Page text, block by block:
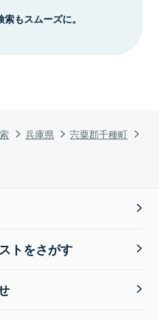
兵庫県
宍粟郡千種町
もスムーズに。
トをさがす